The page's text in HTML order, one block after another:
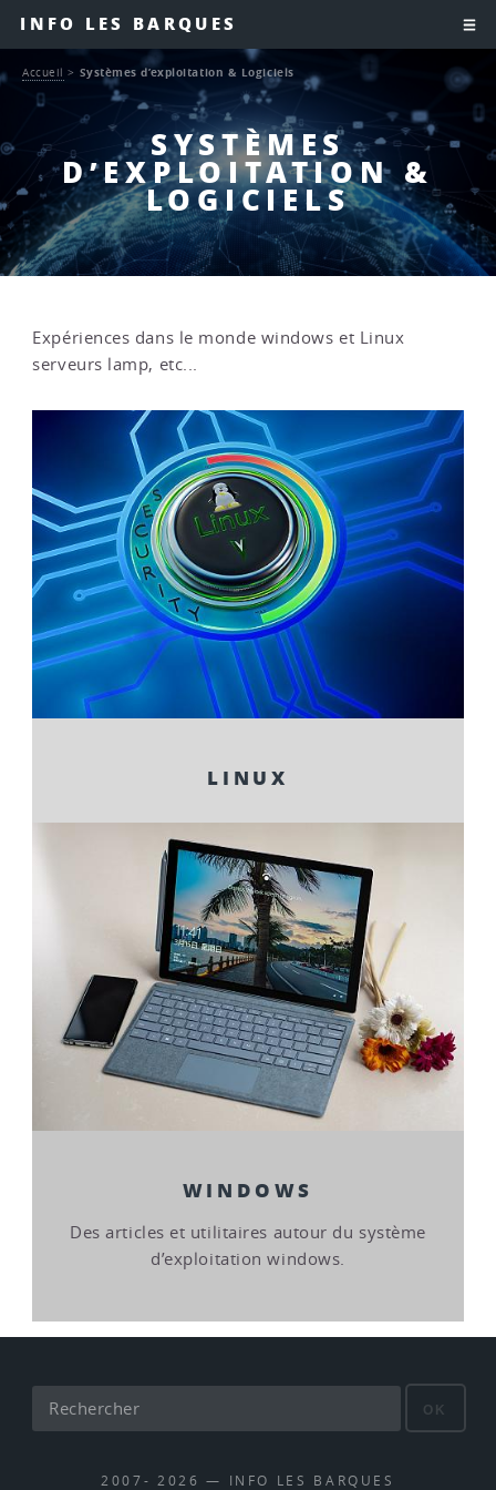
INFO LES BARQUES
SYSTÈMES
D’EXPLOITATION &
LOGICIELS
Accueil > Systèmes d’exploitation & Logiciels
Expériences dans le monde windows et Linux
serveurs lamp, etc...
LINUX
WINDOWS
Des articles et utilitaires autour du système
d’exploitation windows.
OK
2007- 2026 — INFO LES BARQUES